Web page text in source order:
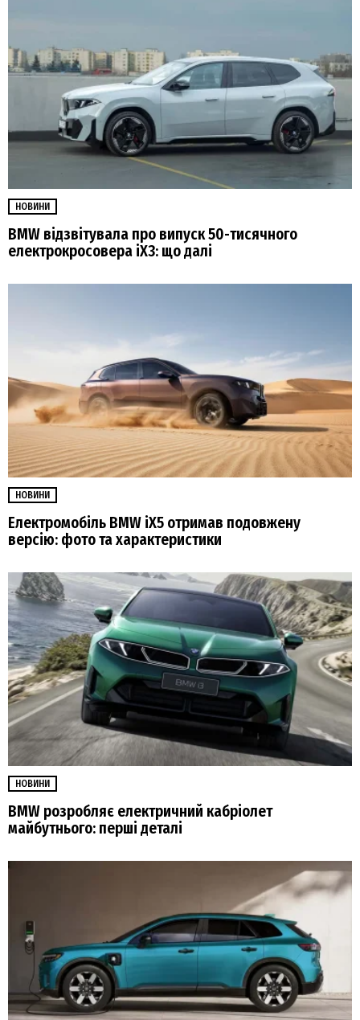
НОВИНИ
BMW відзвітувала про випуск 50-тисячного
електрокросовера iX3: що далі
НОВИНИ
Електромобіль BMW iX5 отримав подовжену
версію: фото та характеристики
НОВИНИ
BMW розробляє електричний кабріолет
майбутнього: перші деталі